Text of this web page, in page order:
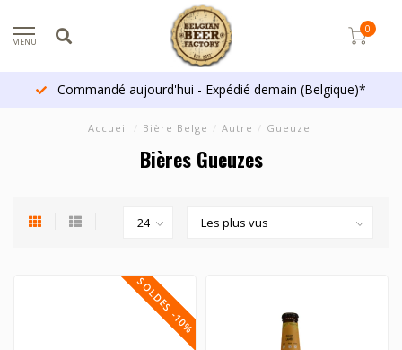
MENU
0
Commandé aujourd'hui - Expédié demain (Belgique)*
Accueil / Bière Belge / Autre / Gueuze
Bières Gueuzes
SOLDES -10%